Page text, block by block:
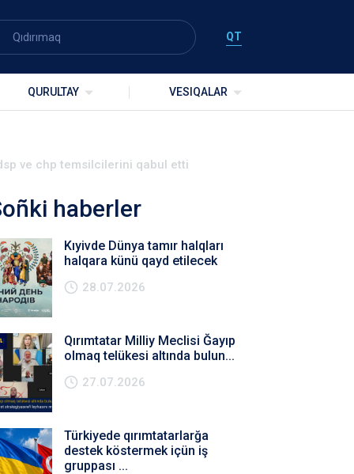
QT
QURULTAY VESIQALAR
ve chp temsilcilerini qabul etti
haberler
Kıyivde Dünya tamır halqları
halqara künü qayd etilecek
28.07.2026
Qırımtatar Milliy Meclisi Ğayıp
olmaq telükesi altında bulun...
27.07.2026
Türkiyede qırımtatarlarğa
destek köstermek içün iş
gruppası ...